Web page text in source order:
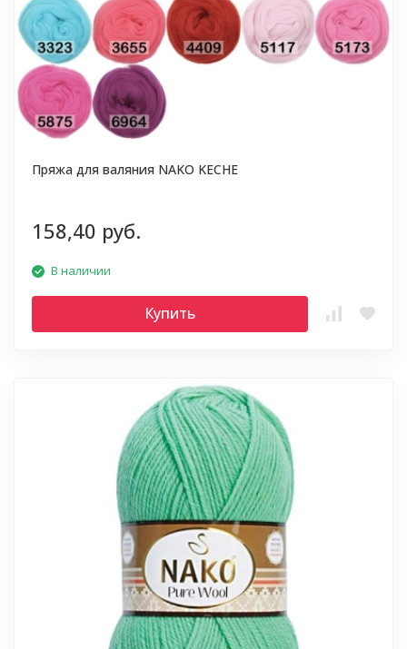
Пряжа для валяния NAKO KECHE
158,40 руб.
В наличии
Купить